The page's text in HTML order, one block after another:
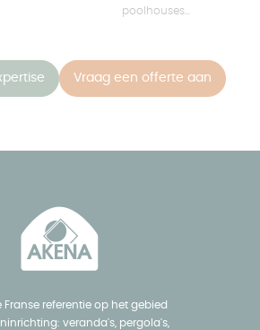
poolhouses...
Vraag een offerte aan
Franse referentie op het gebied
veranda's, pergola's,